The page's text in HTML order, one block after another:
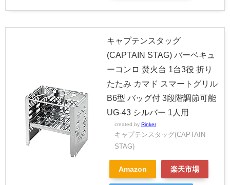
キャプテンスタッグ
(CAPTAIN STAG) バーベキュ
ーコンロ 焚火台 1台3役 折り
たたみ カマド スマートグリル
B6型 バッグ付 3段階調節可能
UG-43 シルバー 1人用
created by Rinker
キャプテンスタッグ(CAPTAIN
STAG)
Amazon 楽天市場